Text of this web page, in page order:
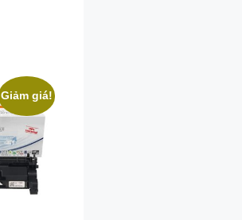
Giảm giá!